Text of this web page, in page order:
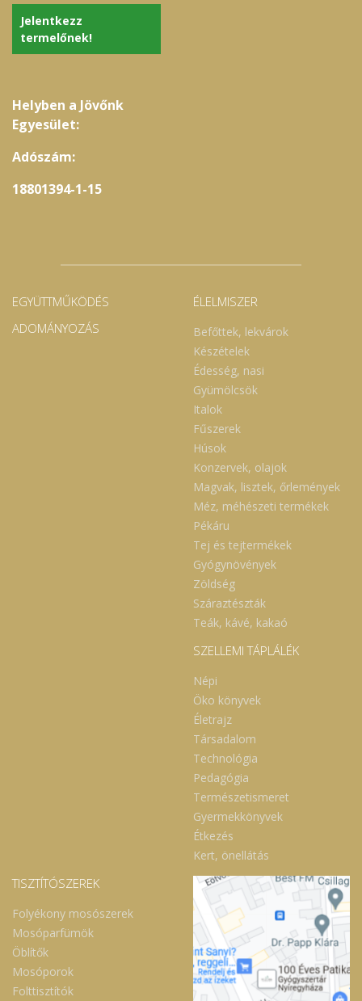
Jelentkezz
termelőnek!
Helyben a Jövőnk
Egyesület:
Adószám:
18801394-1-15
EGYÜTTMŰKÖDÉS
ADOMÁNYOZÁS
ÉLELMISZER
Befőttek, lekvárok
Készételek
Édesség, nasi
Gyümölcsök
Italok
Fűszerek
Húsok
Konzervek, olajok
Magvak, lisztek, őrlemények
Méz, méhészeti termékek
Pékáru
Tej és tejtermékek
Gyógynövények
Zöldség
Száraztészták
Teák, kávé, kakaó
SZELLEMI TÁPLÁLÉK
Népi
Öko könyvek
Életrajz
Társadalom
Technológia
Pedagógia
Természetismeret
Gyermekkönyvek
Étkezés
Kert, önellátás
TISZTÍTÓSZEREK
Folyékony mosószerek
Mosóparfümök
Öblítők
Mosóporok
Folttisztítók